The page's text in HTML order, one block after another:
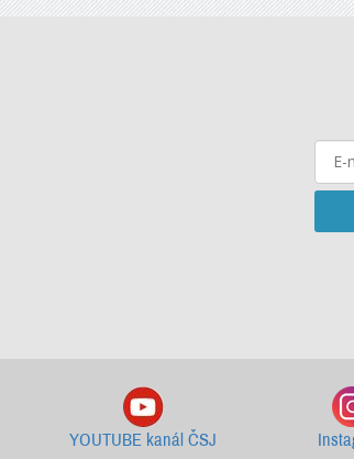
YOUTUBE kanál ČSJ